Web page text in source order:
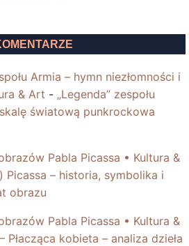
Armia – hymn niezłomności i
& Art - „Legenda” zespołu
światową punkrockowa
Pabla Picassa • Kultura &
Picassa – historia, symbolika i
obrazu
Pabla Picassa • Kultura &
Płacząca kobieta – analiza dzieła